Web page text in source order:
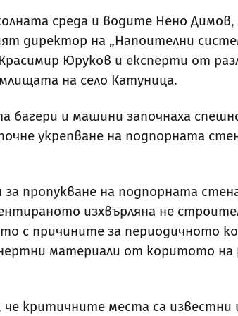
среда и водите Нено
директор на „Напоителни
Юруков и експерти от
на село Катуница.
багери и машини започнаха
укрепване на подпорната
пропукване на подпорната
изхвърляна не
с причините за периодичното
материали от коритото на
критичните места са известни